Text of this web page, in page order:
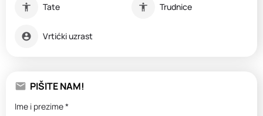
Tate Trudnice
Vrtićki uzrast
PIŠITE NAM!
Ime i prezime *